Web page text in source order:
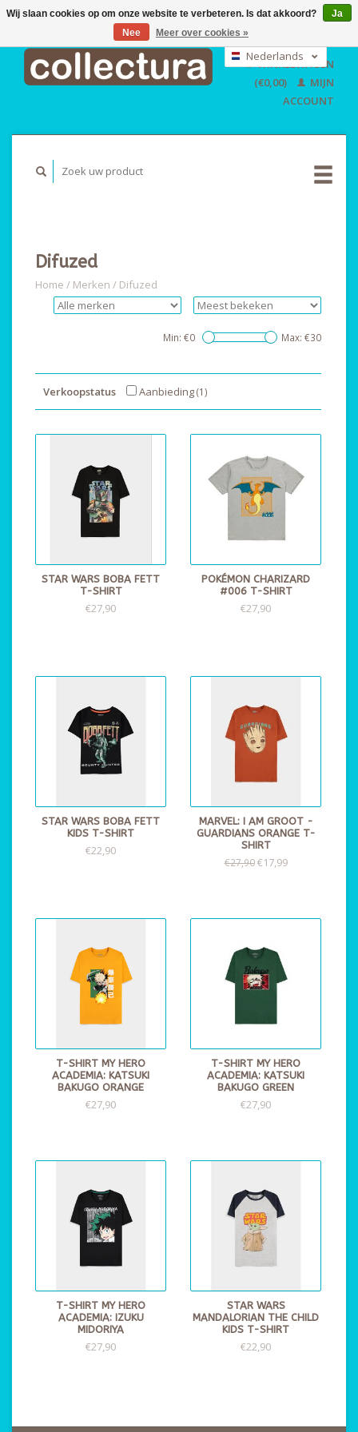
EUR
GBP
USD
Nederlands
English
WINKELWAGEN
(€0,00)
MIJN
ACCOUNT
Difuzed
Home / Merken / Difuzed
Min: €0 Max: €30
Verkoopstatus Aanbieding(1)
STAR WARS BOBA FETT
T-SHIRT
€27,90
POKÉMON CHARIZARD
#006 T-SHIRT
€27,90
STAR WARS BOBA FETT
KIDS T-SHIRT
€22,90
MARVEL: I AM GROOT -
GUARDIANS ORANGE T-
SHIRT
€27,90€17,99
T-SHIRT MY HERO
ACADEMIA: KATSUKI
BAKUGO ORANGE
€27,90
T-SHIRT MY HERO
ACADEMIA: KATSUKI
BAKUGO GREEN
€27,90
T-SHIRT MY HERO
ACADEMIA: IZUKU
MIDORIYA
€27,90
STAR WARS
MANDALORIAN THE CHILD
KIDS T-SHIRT
€22,90
Wij slaan cookies op om onze website te verbeteren. Is dat akkoord?
Ja
Nee
Meer over cookies »